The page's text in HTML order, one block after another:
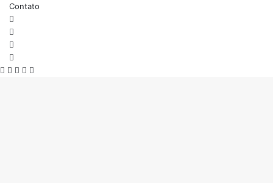
Contato
Facebook
X WhatsApp
Telegram